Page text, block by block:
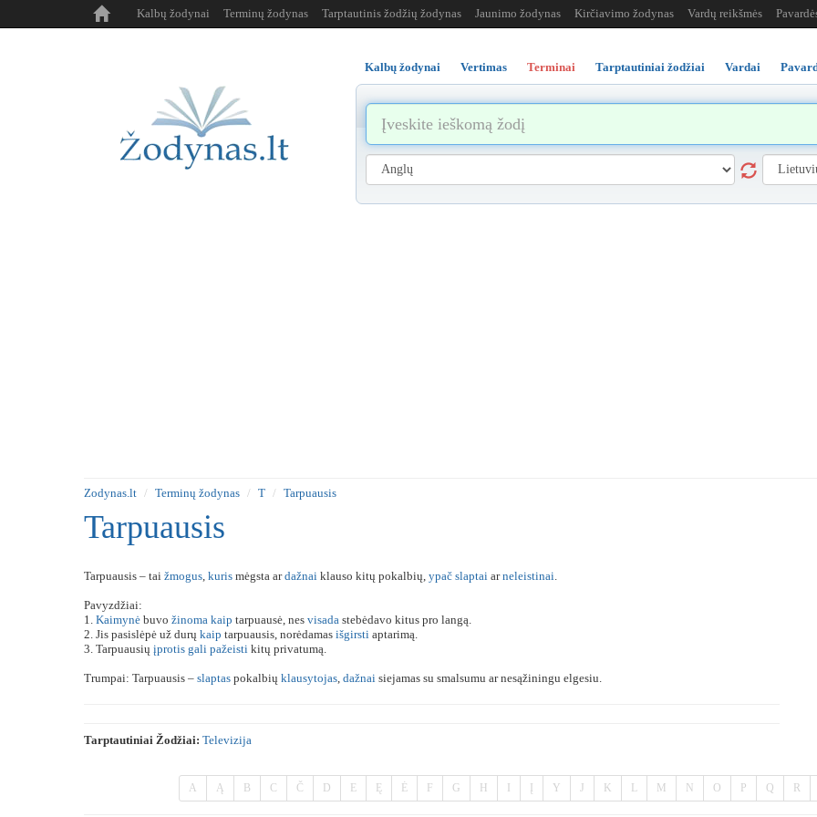
Kalbų žodynai Terminų žodynas Tarptautinis žodžių žodynas Jaunimo žodynas Kirčiavimo žodynas Vardų reikšmės
Kalbų žodynai Vertimas Terminai Tarptautiniai žodžiai Vardai
Zodynas.lt Terminų žodynas T Tarpuausis
Tarpuausis
Tarpuausis – tai žmogus, kuris mėgsta ardažnai klauso kitų pokalbių, ypač slaptai arneleistinai.
Pavyzdžiai:
1. Kaimynė buvo žinoma kaip tarpuausė, nes visada stebėdavo kitus pro langą.
2. Jis pasislėpė už durų kaip tarpuausis, norėdamas išgirsti aptarimą.
3. Tarpuausių įprotis gali pažeisti kitų privatumą.
Trumpai: Tarpuausis – slaptas pokalbių klausytojas, dažnai siejamas su smalsumu ar nesąžiningu elgesiu.
Tarptautiniai Žodžiai: Televizija
A Ą B C Č D E Ę Ė F G H Y J K L M N O P Q R